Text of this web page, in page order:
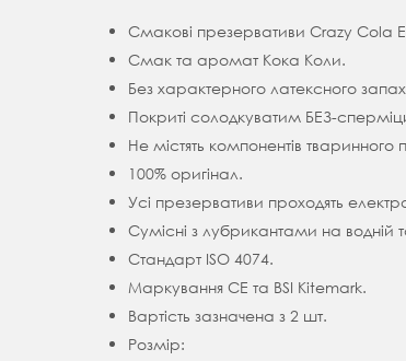
Смакові презервативи Crazy Cola
Смак та аромат Кока Коли.
Без характерного латексного
Покриті солодкуватим БЕЗ-
Не містять компонентів тваринного
100% оригінал.
Усі презервативи проходять
Сумісні з лубрикантами на водній
Стандарт ISO 4074.
Маркування CE та BSI Kitemark.
Вартість зазначена з 2 шт.
Розмір: